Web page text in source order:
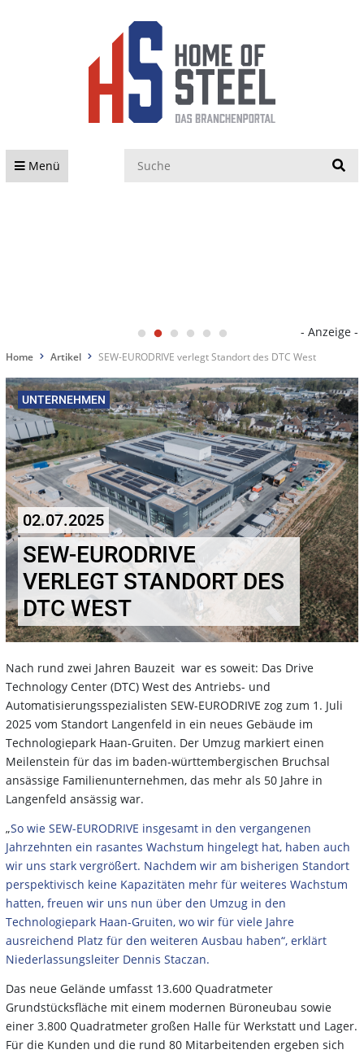
Menü
- Anzeige -
Home Artikel SEW-EURODRIVE verlegt Standort des DTC West
UNTERNEHMEN
02.07.2025
SEW-EURODRIVE
VERLEGT STANDORT DES
DTC WEST
Nach rund zwei Jahren Bauzeit war es soweit: Das Drive
Technology Center (DTC) West des Antriebs- und
Automatisierungsspezialisten SEW-EURODRIVE zog zum 1. Juli
2025 vom Standort Langenfeld in ein neues Gebäude im
Technologiepark Haan-Gruiten. Der Umzug markiert einen
Meilenstein für das im baden-württembergischen Bruchsal
ansässige Familienunternehmen, das mehr als 50 Jahre in
Langenfeld ansässig war.
„So wie SEW-EURODRIVE insgesamt in den vergangenen
Jahrzehnten ein rasantes Wachstum hingelegt hat, haben auch
wir uns stark vergrößert. Nachdem wir am bisherigen Standort
perspektivisch keine Kapazitäten mehr für weiteres Wachstum
hatten, freuen wir uns nun über den Umzug in den
Technologiepark Haan-Gruiten, wo wir für viele Jahre
ausreichend Platz für den weiteren Ausbau haben“, erklärt
Niederlassungsleiter Dennis Staczan.
Das neue Gelände umfasst 13.600 Quadratmeter
Grundstücksfläche mit einem modernen Büroneubau sowie
einer 3.800 Quadratmeter großen Halle für Werkstatt und Lager.
Für die Kunden und die rund 80 Mitarbeitenden ergeben sich